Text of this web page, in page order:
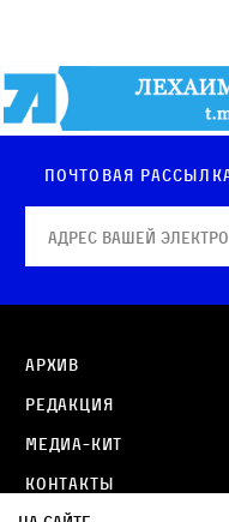
Почтовая
Архив
Редакция
Медиа-кит
Контакты